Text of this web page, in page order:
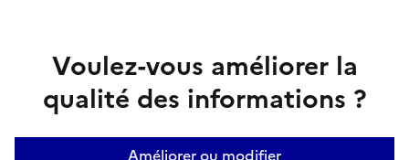
Voulez-vous améliorer la
qualité des informations ?
Améliorer ou modifier